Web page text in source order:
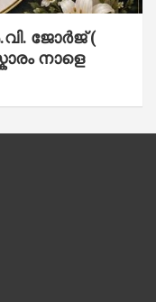
ജോ​ർ​ജ് (
നാളെ